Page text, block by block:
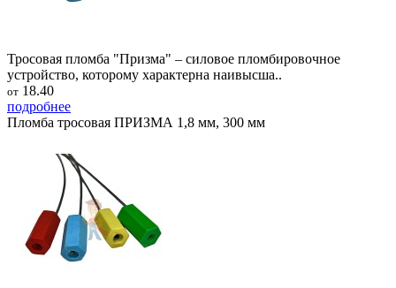
Тросовая пломба "Призма" – силовое пломбировочное
устройство, которому характерна наивысша..
от 18.40
подробнее
Пломба тросовая ПРИЗМА 1,8 мм, 300 мм